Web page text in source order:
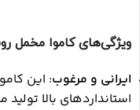
ویژگی‌های کاموا مخمل
ایرانی و مرغوب: این
استانداردهای بالا